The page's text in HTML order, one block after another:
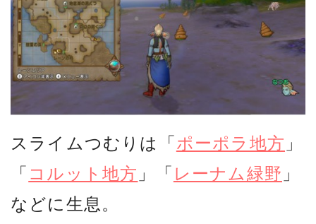
スライムつむりは「 ポーポラ地方 」
「 コルット地方 」「 レーナム緑野 」
などに生息。